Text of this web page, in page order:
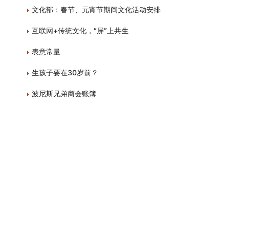
文化部：春节、元宵节期间文化活动安排
互联网+传统文化，“屏”上共生
表意常量
生孩子要在30岁前？
波尼斯兄弟商会账簿